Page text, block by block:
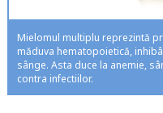
Mielomul multiplu reprezintă
măduva hematopoietică,
sânge. Asta duce la anemie,
contra infectiilor.